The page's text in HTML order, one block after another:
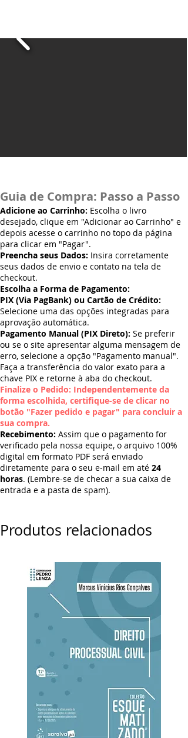
Guia de Compra: Passo a Passo
Adicione ao Carrinho: Escolha o livro
desejado, clique em "Adicionar ao Carrinho" e
depois acesse o carrinho no topo da página
para clicar em "Pagar".
Preencha seus Dados: Insira corretamente
seus dados de envio e contato na tela de
checkout.
Escolha a Forma de Pagamento:
PIX (Via PagBank) ou Cartão de Crédito:
Selecione uma das opções integradas para
aprovação automática.
Pagamento Manual (PIX Direto): Se preferir
ou se o site apresentar alguma mensagem de
erro, selecione a opção "Pagamento manual".
Faça a transferência do valor exato para a
chave PIX e retorne à aba do checkout.
Finalize o Pedido: Independentemente da
forma escolhida, certifique-se de clicar no
botão "Fazer pedido e pagar" para concluir a
sua compra.
Recebimento: Assim que o pagamento for
verificado pela nossa equipe, o arquivo 100%
digital em formato PDF será enviado
diretamente para o seu e-mail em até 24
horas. (Lembre-se de checar a sua caixa de
entrada e a pasta de spam).
Produtos relacionados